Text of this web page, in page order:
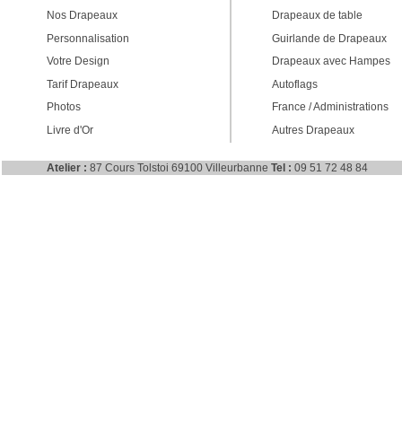
Nos Drapeaux
Drapeaux de table
Personnalisation
Guirlande de Drapeaux
Votre Design
Drapeaux avec Hampes
Tarif Drapeaux
Autoflags
Photos
France / Administrations
Livre d'Or
Autres Drapeaux
Atelier : 87 Cours Tolstoi 69100 Villeurbanne Tel : 09 51 72 48 84